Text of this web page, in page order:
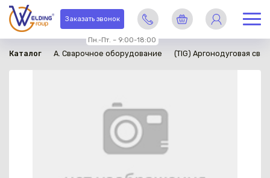
Заказать звонок
Пн.-Пт. – 9:00-18:00
Каталог A. Сварочное оборудование (TIG) Аргонодуговая
в наличии